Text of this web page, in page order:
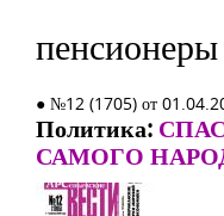
пенсионеры
● №12 (1705) от
Политика:
САМОГО